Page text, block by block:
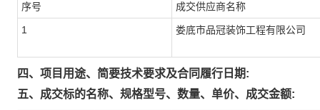
序号 成交供应商名称
1 娄底市品冠装饰工程有限公司
四、项目用途、简要技术要求及合同履行日期:
五、成交标的名称、规格型号、数量、单价、成交金额: